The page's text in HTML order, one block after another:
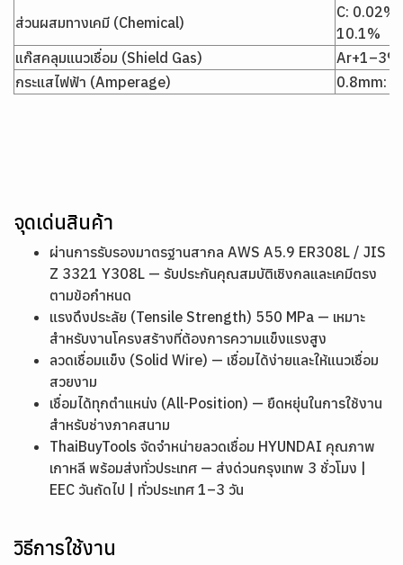
ส่วนผสมทางเคมี (Chemical)
C:
10.1%
แก๊สคลุมแนวเชื่อม (Shield Gas)
กระแสไฟฟ้า (Amperage)
0.8mm:
จุดเด่นสินค้า
ผ่านการรับรองมาตรฐานสากล AWS A5.9 ER308L / JIS
Z 3321 Y308L — รับประกันคุณสมบัติเชิงกลและเคมีตรง
ตามข้อกำหนด
แรงดึงประลัย (Tensile Strength) 550 MPa — เหมาะ
สำหรับงานโครงสร้างที่ต้องการความแข็งแรงสูง
ลวดเชื่อมแข็ง (Solid Wire) — เชื่อมได้ง่ายและให้แนวเชื่อม
สวยงาม
เชื่อมได้ทุกตำแหน่ง (All-Position) — ยืดหยุ่นในการใช้งาน
สำหรับช่างภาคสนาม
ThaiBuyTools จัดจำหน่ายลวดเชื่อม HYUNDAI คุณภาพ
เกาหลี พร้อมส่งทั่วประเทศ — ส่งด่วนกรุงเทพ 3 ชั่วโมง |
EEC วันถัดไป | ทั่วประเทศ 1–3 วัน
วิธีการใช้งาน